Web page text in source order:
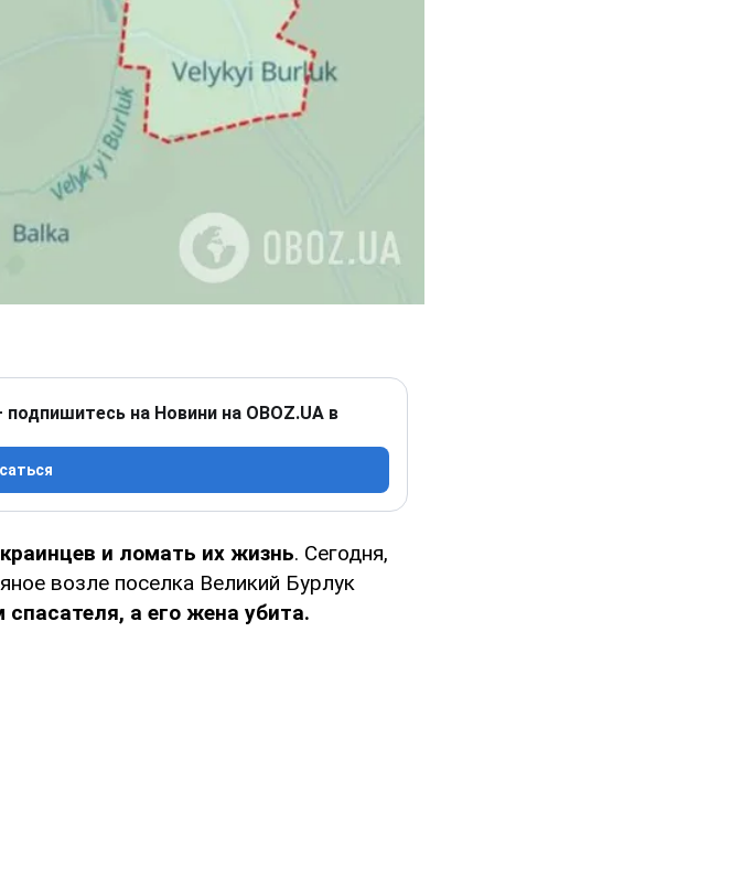
на Новини на OBOZ.UA в
и ломать их жизнь. Сегодня,
возле поселка Великий Бурлук
а его жена убита.